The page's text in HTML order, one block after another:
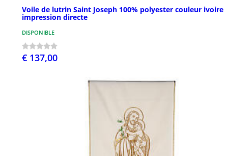
Voile de lutrin Saint Joseph 100% polyester couleur ivoire
impression directe
DISPONIBLE
€ 137,00